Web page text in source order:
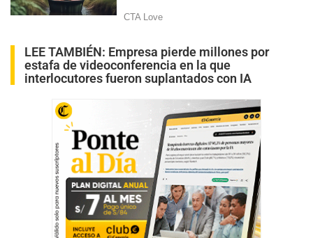
LEE TAMBIÉN: Empresa pierde millones por
estafa de videoconferencia en la que
interlocutores fueron suplantados con IA